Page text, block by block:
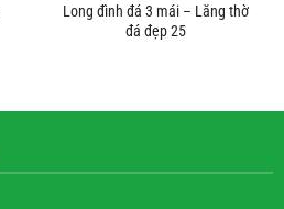
Long đình đá 3 mái – Lăng thờ
đá đẹp 25